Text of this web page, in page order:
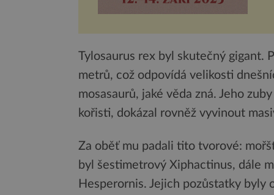
Tylosaurus rex byl skutečný gigant.
metrů, což odpovídá velikosti
mosasaurů, jaké věda zná. Jeho
kořisti, dokázal rovněž vyvinout
Za oběť mu padali tito tvorové:
byl šestimetrový Xiphactinus, dále
Hesperornis. Jejich pozůstatky byly